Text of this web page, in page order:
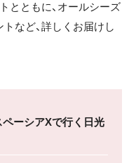
とともに、オールシーズ
など、詳しくお届けし
ペーシアXで行く日光